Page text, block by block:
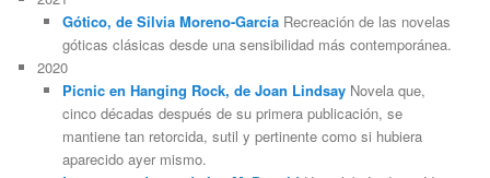
Gótico, de Silvia Moreno-GarcíaRecreación de las novelas
góticas clásicas desde una sensibilidad más contemporánea.
2020
Picnic en Hanging Rock, de Joan LindsayNovela que,
cinco décadas después de su primera publicación, se
mantiene tan retorcida, sutil y pertinente como si hubiera
aparecido ayer mismo.